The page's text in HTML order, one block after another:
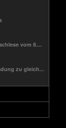
vom 8....
zu gleich...